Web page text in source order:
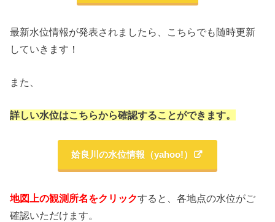
最新水位情報が発表されましたら、こちらでも随時更新
していきます！
また、
詳しい水位はこちらから確認することができます。
姶良川の水位情報（yahoo!）
地図上の観測所名をクリックすると、各地点の水位がご
確認いただけます。